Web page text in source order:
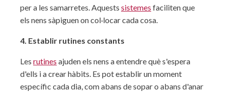
per a les samarretes. Aquests sistemes faciliten que
els nens sàpiguen on col·locar cada cosa.
4. Establir rutines constants
Les rutines ajuden els nens a entendre què s'espera
d'ells i a crear hàbits. Es pot establir un moment
específic cada dia, com abans de sopar o abans d'anar